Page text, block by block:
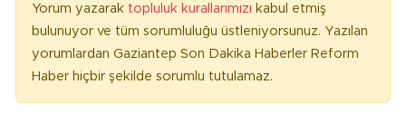
Yorum yazarak topluluk kurallarımızı kabul etmiş
bulunuyor ve tüm sorumluluğu üstleniyorsunuz. Yazılan
yorumlardan Gaziantep Son Dakika Haberler Reform
Haber hiçbir şekilde sorumlu tutulamaz.